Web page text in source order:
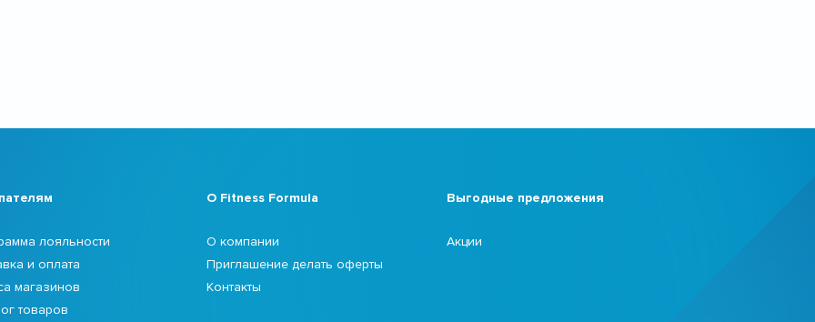
лояльности
и оплата
магазинов
товаров
О Fitness Formula
О компании
Приглашение делать оферты
Контакты
Выгодные предложения
Акции